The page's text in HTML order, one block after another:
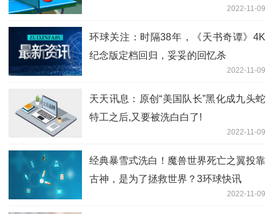
2022-11-09
环球关注：时隔38年，《天书奇谭》4K
纪念版定档回归，妥妥的回忆杀
2022-11-09
天天讯息：原创“美国队长”黑化成九头蛇
特工之后,又要被洗白白了!
2022-11-09
经典暴雪式洗白！魔兽世界死亡之翼投靠
古神，是为了拯救世界？3环球快讯
2022-11-09